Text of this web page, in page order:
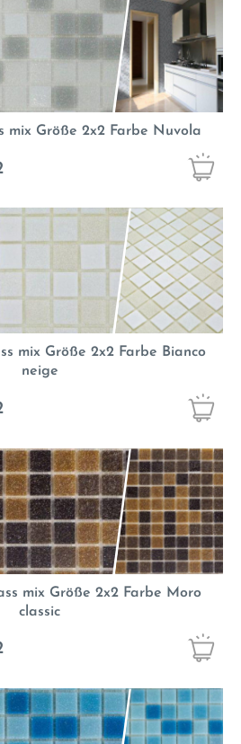
mix Größe 2x2 Farbe Nuvola
mix Größe 2x2 Farbe Bianco
neige
mix Größe 2x2 Farbe Moro
classic